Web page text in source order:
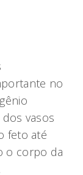
no
vasos
feto até
o corpo da